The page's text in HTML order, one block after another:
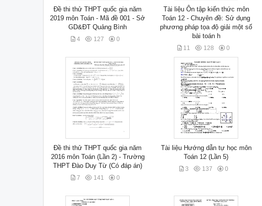
Đề thi thử THPT quốc gia năm
2019 môn Toán - Mã đề 001 - Sở
GD&ĐT Quảng Bình
4 127 0
Tài liệu Ôn tập kiến thức môn
Toán 12 - Chuyên đề: Sử dụng
phương pháp tọa độ giải một số
bài toán h
11 128 0
Đề thi thử THPT quốc gia năm
2016 môn Toán (Lần 2) - Trường
THPT Đào Duy Từ (Có đáp án)
7 141 0
Tài liệu Hướng dẫn tự học môn
Toán 12 (Lần 5)
3 137 0